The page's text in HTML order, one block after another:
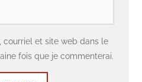
courriel et site web dans le
fois que je commenterai.